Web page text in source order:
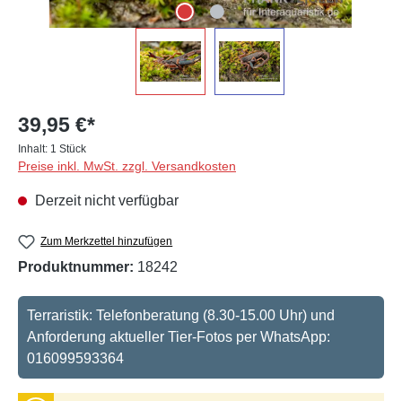
39,95 €*
Inhalt: 1 Stück
Preise inkl. MwSt. zzgl. Versandkosten
Derzeit nicht verfügbar
Zum Merkzettel hinzufügen
Produktnummer: 18242
Terraristik: Telefonberatung (8.30-15.00 Uhr) und
Anforderung aktueller Tier-Fotos per WhatsApp:
016099593364